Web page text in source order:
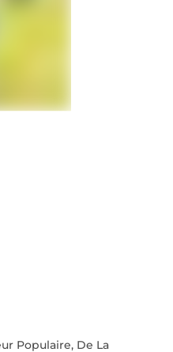
Populaire, De La